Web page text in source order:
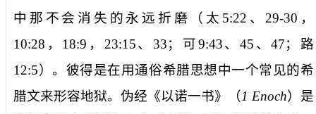
中那不会消失的永远折磨（太 5:22 、 29-30 ，
10:28 ， 18:9 ， 23:15、 33；可9:43、 45 、47；路
12:5）。彼得是在用通俗希腊思想中一个常见的希
腊文来形容地狱。伪经《以诺一书》（1 Enoch）是